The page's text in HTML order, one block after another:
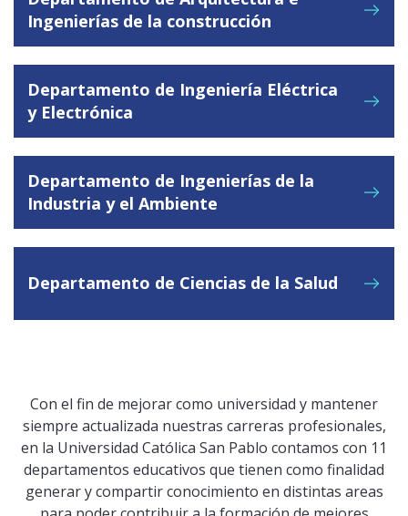
Ingenierías de la construcción
Departamento de Ingeniería Eléctrica
y Electrónica
Departamento de Ingenierías de la
Industria y el Ambiente
Departamento de Ciencias de la Salud
Con el fin de mejorar como universidad y mantener
siempre actualizada nuestras carreras profesionales,
en la Universidad Católica San Pablo contamos con 11
departamentos educativos que tienen como finalidad
generar y compartir conocimiento en distintas areas